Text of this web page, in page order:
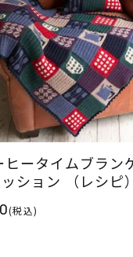
ヒータイムブラン
ション （レシピ）
(税込)